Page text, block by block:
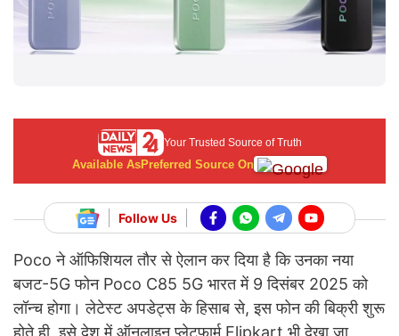
Your Trusted Source of Truth
Available AsPreferred Source On
Follow Us
Poco ने ऑफिशियल तौर से ऐलान कर दिया है कि उनका नया
बजट-5G फोन Poco C85 5G भारत में 9 दिसंबर 2025 को
लॉन्च होगा। लेटेस्ट अपडेट्स के हिसाब से, इस फोन की बिक्री शुरू